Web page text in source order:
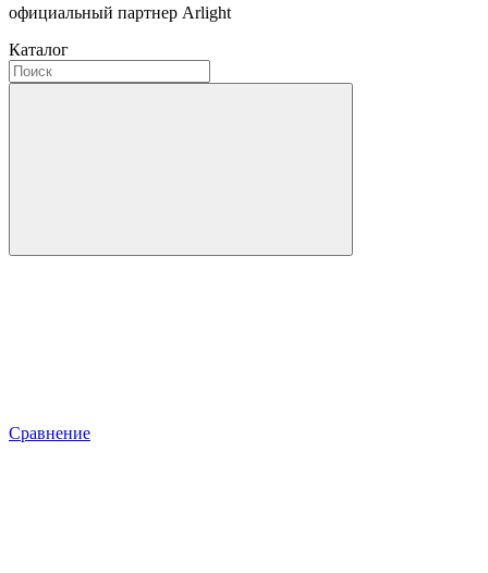
официальный партнер Arlight
Каталог
Сравнение